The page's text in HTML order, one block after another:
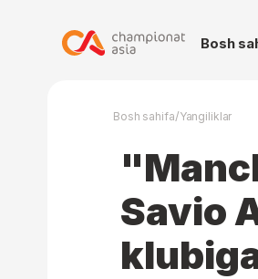
Bosh
Bosh sahifa/Yangiliklar
Savio